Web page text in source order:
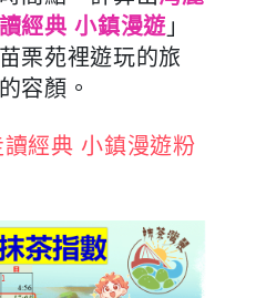
經典 小鎮漫遊 」
栗苑裡遊玩的旅
容顏。
讀經典 小鎮漫遊粉